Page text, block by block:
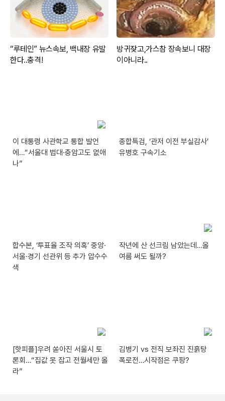
이 대통령 사관학교 통합 발언
에…“서울대 법대·충암고도 없애
나”
종합특검, ‘관저 이전 부실감사’
유병호 구속기소
합수본, ‘투표율 조작 의혹’ 중앙·
서울·경기 선관위 등 추가 압수수
색
작년에 산 선크림 남았는데…올
여름 써도 될까?
[핫피플]우려 쏟아진 서울시 토
론회…“집값 못 잡고 전월세만 올
라”
김병기 vs 전직 보좌진 진흙탕
폭로전…시작점은 쿠팡?